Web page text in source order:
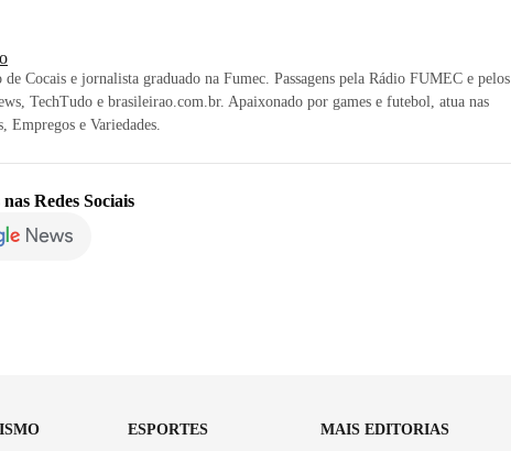
Cocais e jornalista graduado na Fumec. Passagens pela Rádio FUMEC e pelos
TechTudo e brasileirao.com.br. Apaixonado por games e futebol, atua nas
Empregos e Variedades.
nas Redes Sociais
ESPORTES
MAIS EDITORIAS